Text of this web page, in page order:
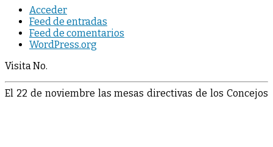
Acceder
Feed de entradas
Feed de comentarios
WordPress.org
Visita No.
El 22 de noviembre las mesas directivas de los Concejos